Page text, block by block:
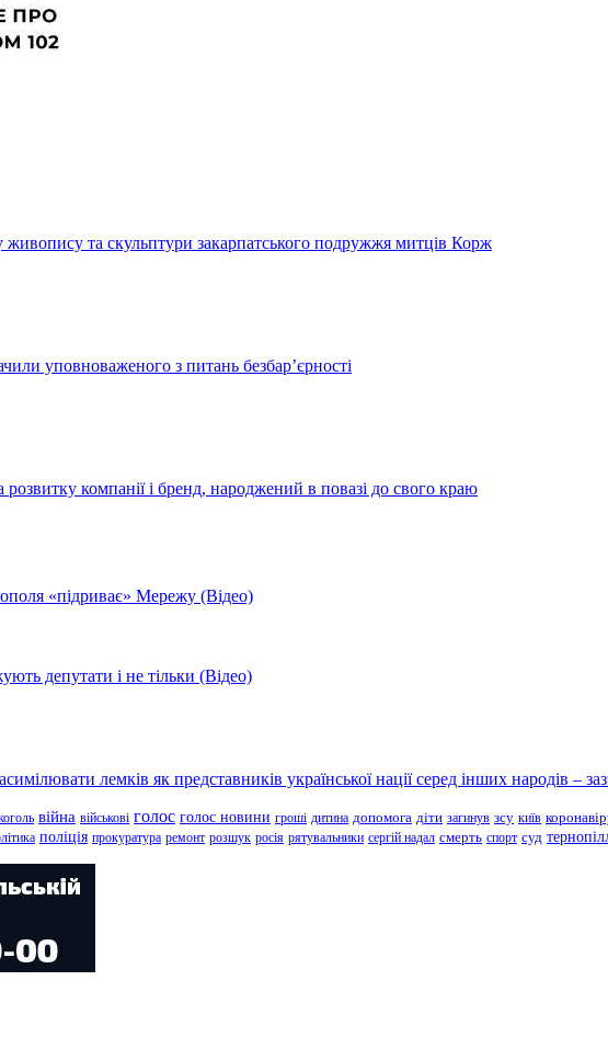
живопису та скульптури закарпатського подружжя митців Корж
уповноваженого з питань безбар’єрності
компанії і бренд, народжений в повазі до свого краю
«підриває» Мережу (Відео)
депутати і не тільки (Відео)
лемків як представників української нації серед інших народів –
війна військові голос голос новини гроші дитина допомога діти загинув зсу київ
поліція прокуратура ремонт розшук росія рятувальники сергій надал смерть спорт суд